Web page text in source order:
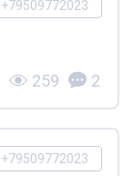
+79509772023
259 2
+79509772023